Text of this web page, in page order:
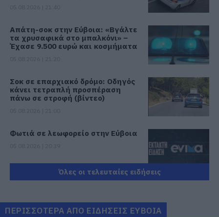
Απάτη-σοκ στην Εύβοια: «Βγάλτε
τα χρυσαφικά στο μπαλκόνι» –
Έχασε 9.500 ευρώ και κοσμήματα
Σοκ σε επαρχιακό δρόμο: Οδηγός
κάνει τετραπλή προσπέραση
πάνω σε στροφή (βίντεο)
Φωτιά σε λεωφορείο στην Εύβοια
γνωρίζουν και είναι πολύ χρήσιμη
το καλοκαίρι
Όλες οι τελευταίες ειδήσεις
ΠΕΡΙΣΣΟΤΕΡΑ ΑΠΟ ΕΙΔΗΣΕΙΣ ΕΥΒΟΙΑ